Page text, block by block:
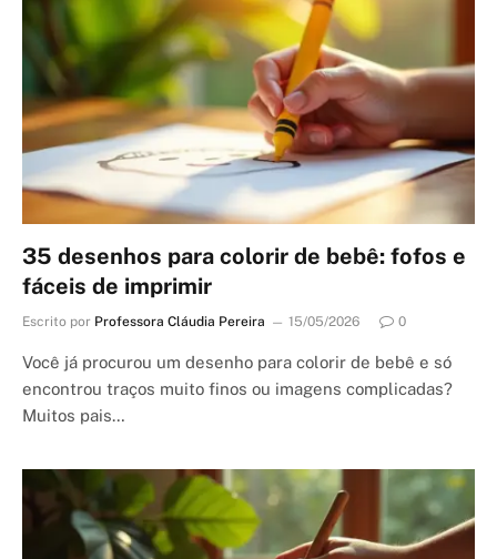
35 desenhos para colorir de bebê: fofos e
fáceis de imprimir
Escrito por Professora Cláudia Pereira 15/05/2026 0
Você já procurou um desenho para colorir de bebê e só
encontrou traços muito finos ou imagens complicadas?
Muitos pais…